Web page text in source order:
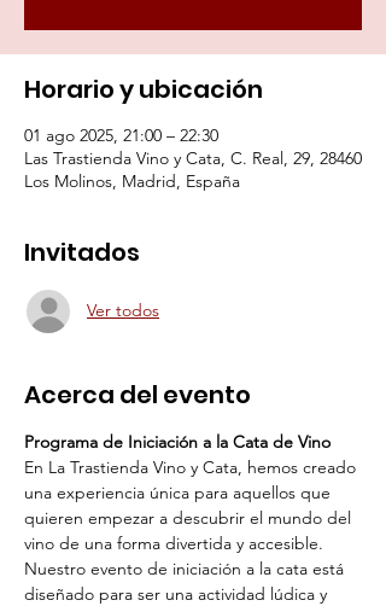
Horario y ubicación
01 ago 2025, 21:00 – 22:30
Las Trastienda Vino y Cata, C. Real, 29, 28460
Los Molinos, Madrid, España
Invitados
Ver todos
Acerca del evento
Programa de Iniciación a la Cata de Vino
En La Trastienda Vino y Cata, hemos creado
una experiencia única para aquellos que
quieren empezar a descubrir el mundo del
vino de una forma divertida y accesible.
Nuestro evento de iniciación a la cata está
diseñado para ser una actividad lúdica y